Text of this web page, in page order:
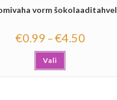
vorm šokolaaditahvel
€0.99 –€4.50
Vali